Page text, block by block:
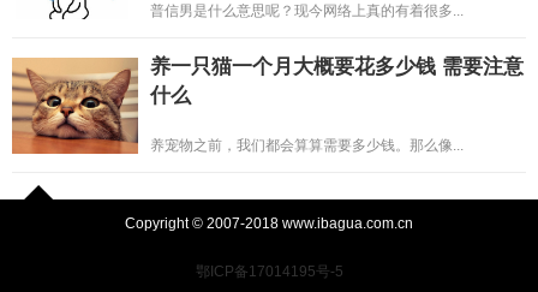
普信男是什么意思呢？现今网络上真的有着很多...
养一只猫一个月大概要花多少钱 需要注意
什么
养宠物之前，我们都会算算需要多少钱。那么像...
Copyright © 2007-2018 www.ibagua.com.cn
鄂ICP备17014195号-5